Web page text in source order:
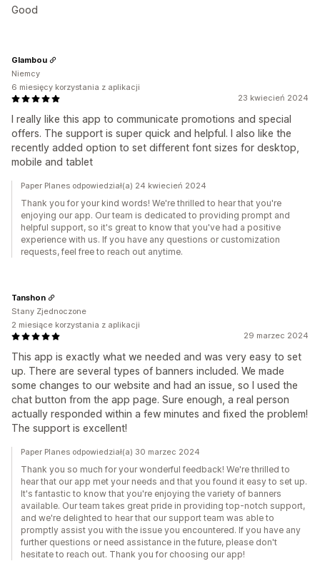
Good
23 kwiecień 2024
I really like this app to communicate promotions and special
offers. The support is super quick and helpful. I also like the
recently added option to set different font sizes for desktop,
mobile and tablet
Glambou
Niemcy
6 miesięcy korzystania z aplikacji
Paper Planes odpowiedział(a) 24 kwiecień 2024
Thank you for your kind words! We're thrilled to hear that you're
enjoying our app. Our team is dedicated to providing prompt and
helpful support, so it's great to know that you've had a positive
experience with us. If you have any questions or customization
requests, feel free to reach out anytime.
29 marzec 2024
This app is exactly what we needed and was very easy to set
up. There are several types of banners included. We made
some changes to our website and had an issue, so I used the
chat button from the app page. Sure enough, a real person
actually responded within a few minutes and fixed the problem!
The support is excellent!
Tanshon
Stany Zjednoczone
2 miesiące korzystania z aplikacji
Paper Planes odpowiedział(a) 30 marzec 2024
Thank you so much for your wonderful feedback! We're thrilled to
hear that our app met your needs and that you found it easy to set up.
It's fantastic to know that you're enjoying the variety of banners
available. Our team takes great pride in providing top-notch support,
and we're delighted to hear that our support team was able to
promptly assist you with the issue you encountered. If you have any
further questions or need assistance in the future, please don't
hesitate to reach out. Thank you for choosing our app!